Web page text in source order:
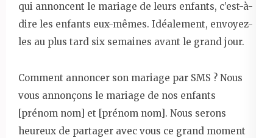
qui annoncent le mariage de leurs enfants, c’est-à-
dire les enfants eux-mêmes. Idéalement, envoyez-
les au plus tard six semaines avant le grand jour.
Comment annoncer son mariage par SMS ? Nous
vous annonçons le mariage de nos enfants
[prénom nom] et [prénom nom]. Nous serons
heureux de partager avec vous ce grand moment